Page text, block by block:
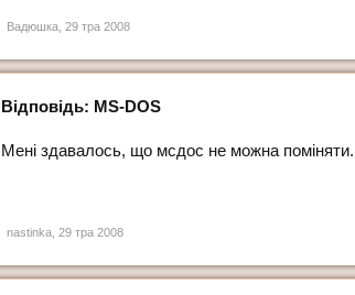
Вадюшка 29 тра 2008
Відповідь: МS-DOS
Мені здавалось, що мсдос не можна
nastinka 29 тра 2008